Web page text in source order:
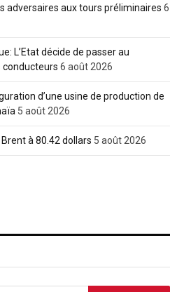
adversaires aux tours préliminaires 6
L’Etat décide de passer au
conducteurs 6 août 2026
d’une usine de production de
5 août 2026
à 80.42 dollars 5 août 2026